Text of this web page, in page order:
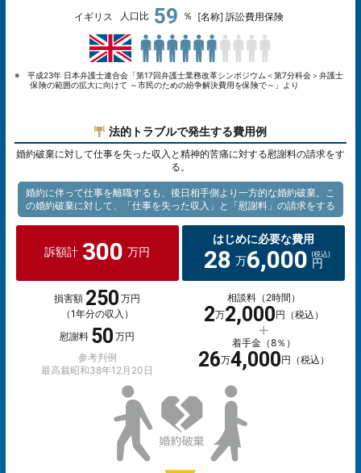
イギリス 人口比 59 ％ [名称] 訴訟費用保険
※ 平成23年 日本弁護士連合会「第17回弁護士業務改革シンポジウム＜第7分科会＞弁護士
保険の範囲の拡大に向けて ～市民のための紛争解決費用を保険で～」より
法的トラブルで発生する費用例
婚約破棄に対して仕事を失った収入と精神的苦痛に対する慰謝料の請求をす
る。
婚約に伴って仕事を離職するも、後日相手側より一方的な婚約破棄。こ
の婚約破棄に対して、「仕事を失った収入」と「慰謝料」の請求をする
訴額計 300 万円
損害額 250 万円
（1年分の収入）
慰謝料 50 万円
参考判例
最高裁昭和38年12月20日
はじめに必要な費用
28 万6,000 円
相談料（2時間）
2万2,000円（税込）
着手金（8％）
26万4,000円（税込）